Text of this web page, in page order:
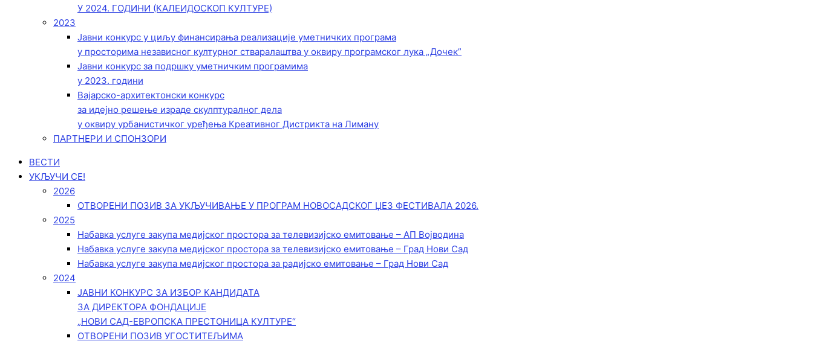
У 2024. ГОДИНИ (КАЛЕИДОСКОП КУЛТУРЕ)
2023
Јавни конкурс у циљу финансирања реализације уметничких програма
у просторима независног културног стваралаштва у оквиру програмског лука „Дочек”
Јавни конкурс за подршку уметничким програмима
у 2023. години
Вајарско-архитектонски конкурс
за идејно решење израде скулптуралног дела
у оквиру урбанистичког уређења Креативног Дистрикта на Лиману
ПАРТНЕРИ И СПОНЗОРИ
ВЕСТИ
УКЉУЧИ СЕ!
2026
ОТВОРЕНИ ПОЗИВ ЗА УКЉУЧИВАЊЕ У ПРОГРАМ НОВОСАДСКОГ ЏЕЗ ФЕСТИВАЛА 2026.
2025
Набавка услуге закупа медијског простора за телевизијско емитовање – АП Војводинa
Набавка услуге закупа медијског простора за телевизијско емитовање – Град Нови Сад
Набавка услуге закупа медијског простора за радијско емитовање – Град Нови Сад
2024
ЈАВНИ КОНКУРС ЗА ИЗБОР КАНДИДАТА
ЗА ДИРЕКТОРА ФОНДАЦИЈЕ
„НОВИ САД-ЕВРОПСКА ПРЕСТОНИЦА КУЛТУРЕ“
ОТВОРЕНИ ПОЗИВ УГОСТИТЕЉИМА